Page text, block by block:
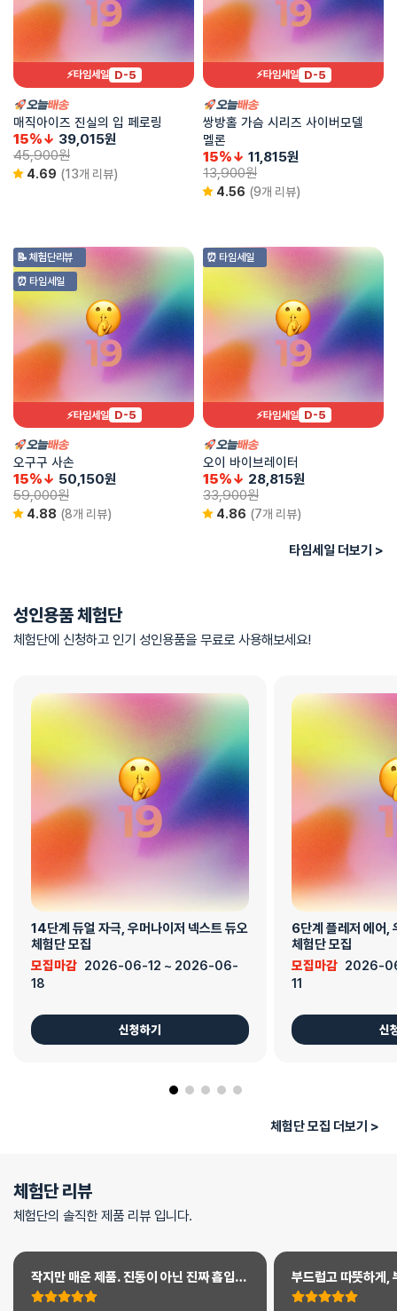
⚡타임세일 D-5
매직아이즈 진실의 입 페로링
15%↓ 39,015원
45,900원
4.69 (13개 리뷰)
⚡타임세일 D-5
쌍방홀 가슴 시리즈 사이버모델
멜론
15%↓ 11,815원
13,900원
4.56 (9개 리뷰)
⚡타임세일 D-5
📝 체험단리뷰
⏰ 타임세일
오구구 사손
15%↓ 50,150원
59,000원
4.88 (8개 리뷰)
⚡타임세일 D-5
⏰ 타임세일
오이 바이브레이터
15%↓ 28,815원
33,900원
4.86 (7개 리뷰)
타임세일 더보기 >
성인용품 체험단
체험단에 신청하고 인기 성인용품을 무료로 사용해보세요!
14단계 듀얼 자극, 우머나이저 넥스트 듀오
체험단 모집
모집마감 2026-06-12 ~ 2026-06-
18
신청하기
6단계 플레저 에어,
체험단 모집
모집마감 2026-
11
신
체험단 모집 더보기 >
체험단 리뷰
체험단의 솔직한 제품 리뷰 입니다.
작지만 매운 제품. 진동이 아닌 진짜 흡입
자극을 부담 없는 가격에 경험할 수 있는
부드럽고 따뜻하게,
좋은 입문·커플용